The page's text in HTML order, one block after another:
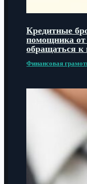
Кредитные
помощника
обращаться к
Финансовая